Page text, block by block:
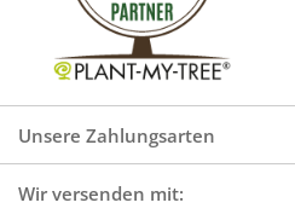
Unsere Zahlungsarten
Wir versenden mit: